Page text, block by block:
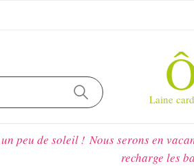
Laine
peu de soleil ! Nous serons en
recharge les